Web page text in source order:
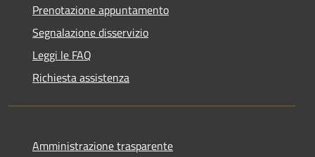
Prenotazione appuntamento
Segnalazione disservizio
Leggi le FAQ
Richiesta assistenza
Amministrazione trasparente